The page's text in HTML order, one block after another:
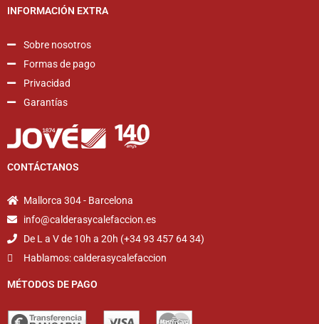
INFORMACIÓN EXTRA
Sobre nosotros
Formas de pago
Privacidad
Garantías
CONTÁCTANOS
Mallorca 304 - Barcelona
info@calderasycalefaccion.es
De L a V de 10h a 20h (+34 93 457 64 34)
Hablamos: calderasycalefaccion
MÉTODOS DE PAGO